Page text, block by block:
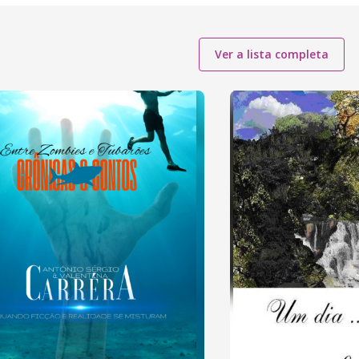
Ver a lista completa